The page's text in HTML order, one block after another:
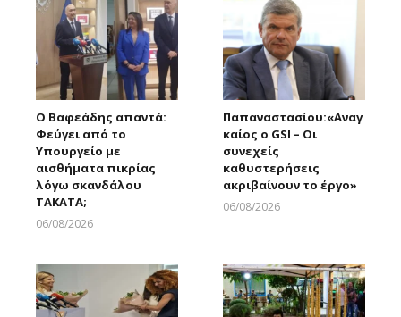
Ο Βαφεάδης απαντά:
Φεύγει από το
Υπουργείο με
αισθήματα πικρίας
λόγω σκανδάλου
ΤΑΚΑΤΑ;
06/08/2026
Παπαναστασίου:«Αναγ
καίος ο GSI – Οι
συνεχείς
καθυστερήσεις
ακριβαίνουν το έργο»
06/08/2026